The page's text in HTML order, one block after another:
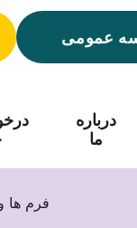
عمومی
درباره
ما
فرم ها